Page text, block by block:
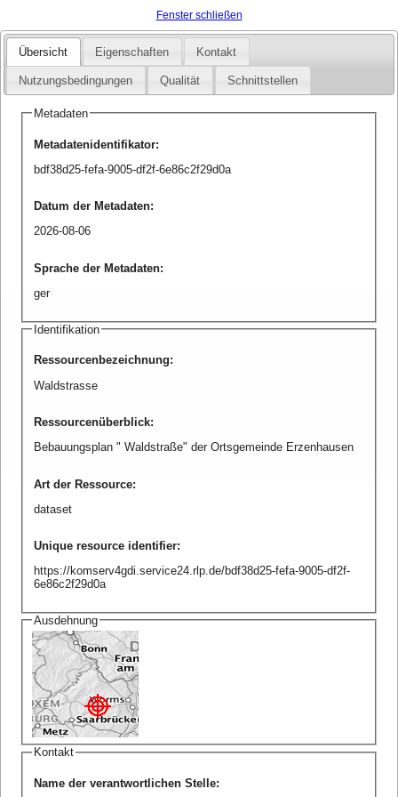
Fenster schließen
Übersicht Eigenschaften Kontakt
Nutzungsbedingungen Qualität Schnittstellen
Metadaten
Metadatenidentifikator:
bdf38d25-fefa-9005-df2f-6e86c2f29d0a
Datum der Metadaten:
2026-08-06
Sprache der Metadaten:
ger
Identifikation
Ressourcenbezeichnung:
Waldstrasse
Ressourcenüberblick:
Bebauungsplan " Waldstraße" der Ortsgemeinde Erzenhausen
Art der Ressource:
dataset
Unique resource identifier:
https://komserv4gdi.service24.rlp.de/bdf38d25-fefa-9005-df2f-
6e86c2f29d0a
Ausdehnung
Kontakt
Name der verantwortlichen Stelle: